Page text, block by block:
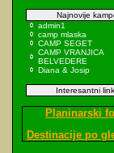
Najnovije
admin1
camp mlaska
CAMP SEGET
CAMP VRANJICA
BELVEDERE
Diana & Josip
Interesantni
Planinarski
Destinacije po